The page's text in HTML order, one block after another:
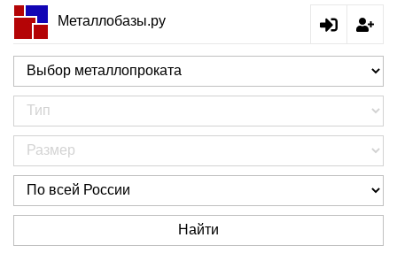
Металлобазы.ру
Найти